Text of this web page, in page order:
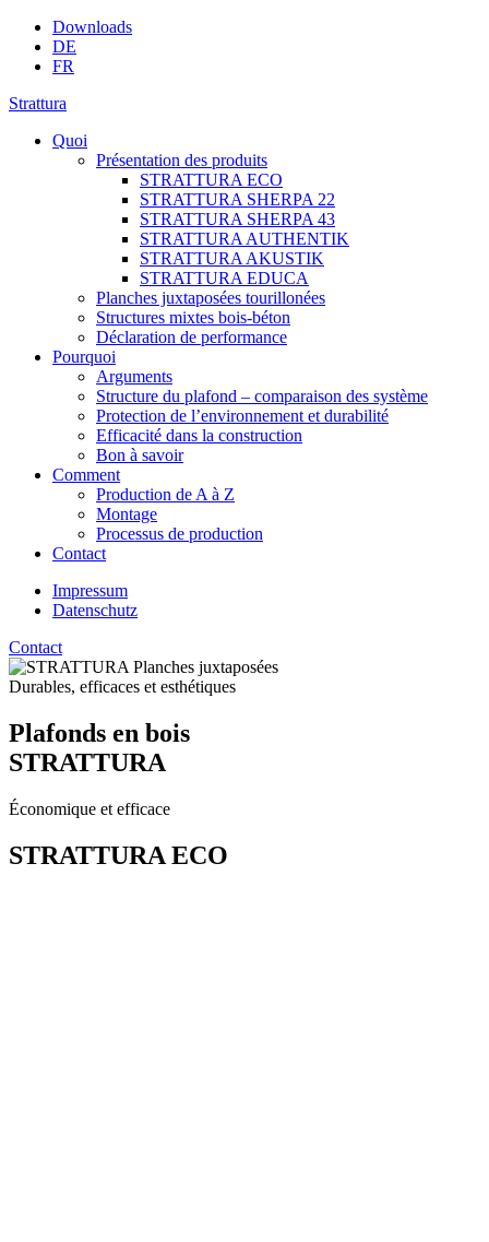
Downloads
DE
FR
Strattura
Quoi
Présentation des produits
STRATTURA ECO
STRATTURA SHERPA 22
STRATTURA SHERPA 43
STRATTURA AUTHENTIK
STRATTURA AKUSTIK
STRATTURA EDUCA
Planches juxtaposées tourillonées
Structures mixtes bois-béton
Déclaration de performance
Pourquoi
Arguments
Structure du plafond – comparaison des système
Protection de l’environnement et durabilité
Efficacité dans la construction
Bon à savoir
Comment
Production de A à Z
Montage
Processus de production
Contact
Impressum
Datenschutz
Contact
Durables, efficaces et esthétiques
Plafonds en bois
STRATTURA
Économique et efficace
STRATTURA ECO